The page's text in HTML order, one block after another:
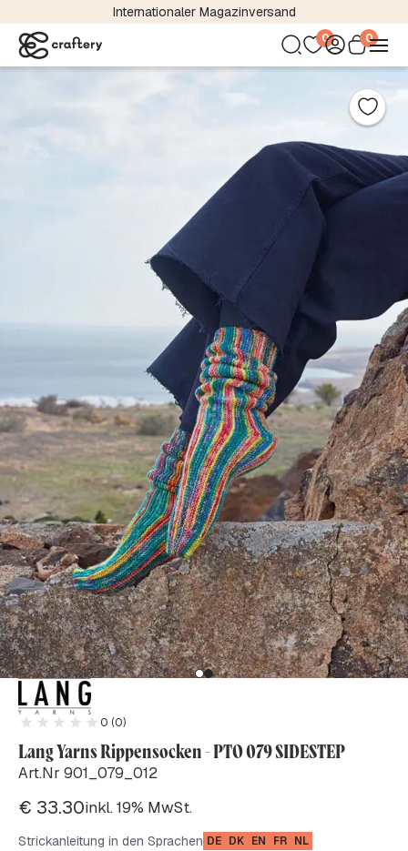
Internationaler Magazinversand
0 0
0 (0)
Lang Yarns Rippensocken - PTO 079 SIDESTEP
Art.Nr 901_079_012
€ 33.30inkl. 19% MwSt.
Strickanleitung in den Sprachen DE DK EN FR NL